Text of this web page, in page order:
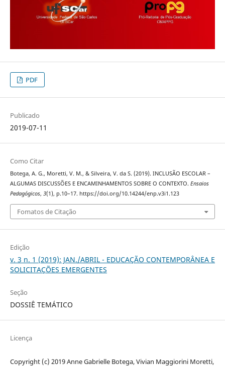
PDF
Publicado
2019-07-11
Como Citar
Botega, A. G., Moretti, V. M., & Silveira, V. da S. (2019). INCLUSÃO ESCOLAR –
ALGUMAS DISCUSSÕES E ENCAMINHAMENTOS SOBRE O CONTEXTO. Ensaios
Pedagógicos, 3(1), p.10–17. https://doi.org/10.14244/enp.v3i1.123
Fomatos de Citação
Edição
v. 3 n. 1 (2019): JAN./ABRIL - EDUCAÇÃO CONTEMPORÂNEA E
SOLICITAÇÕES EMERGENTES
Seção
DOSSIÊ TEMÁTICO
Licença
Copyright (c) 2019 Anne Gabrielle Botega, Vivian Maggiorini Moretti,